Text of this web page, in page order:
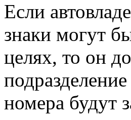
Если
знаки могут
целях, то он
номера будут